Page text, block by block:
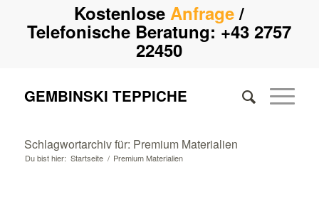
KostenloseAnfrage/
Telefonische Beratung:+43 2757
22450
GEMBINSKI TEPPICHE
Schlagwortarchiv für: Premium Materialien
Du bist hier: Startseite / Premium Materialien